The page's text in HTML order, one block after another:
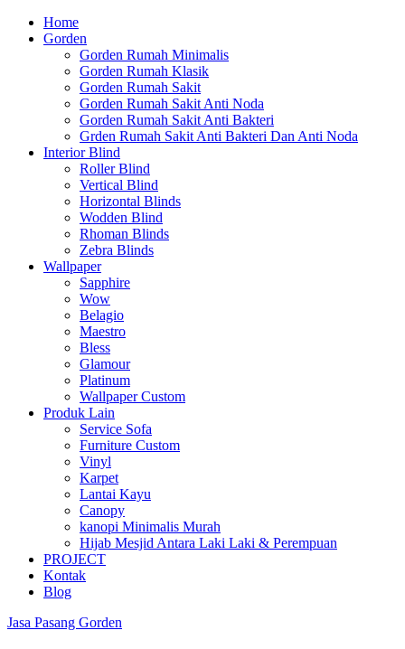
Home
Gorden
Gorden Rumah Minimalis
Gorden Rumah Klasik
Gorden Rumah Sakit
Gorden Rumah Sakit Anti Noda
Gorden Rumah Sakit Anti Bakteri
Grden Rumah Sakit Anti Bakteri Dan Anti Noda
Interior Blind
Roller Blind
Vertical Blind
Horizontal Blinds
Wodden Blind
Rhoman Blinds
Zebra Blinds
Wallpaper
Sapphire
Wow
Belagio
Maestro
Bless
Glamour
Platinum
Wallpaper Custom
Produk Lain
Service Sofa
Furniture Custom
Vinyl
Karpet
Lantai Kayu
Canopy
kanopi Minimalis Murah
Hijab Mesjid Antara Laki Laki & Perempuan
PROJECT
Kontak
Blog
Jasa Pasang Gorden